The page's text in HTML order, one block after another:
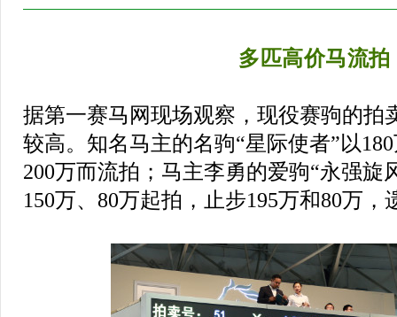
多匹高价马流拍
据第一赛马网现场观察，现役赛驹的拍
较高。知名马主的名驹“星际使者”以
200万而流拍；马主李勇的爱驹“永强旋
150万、80万起拍，止步195万和80万，